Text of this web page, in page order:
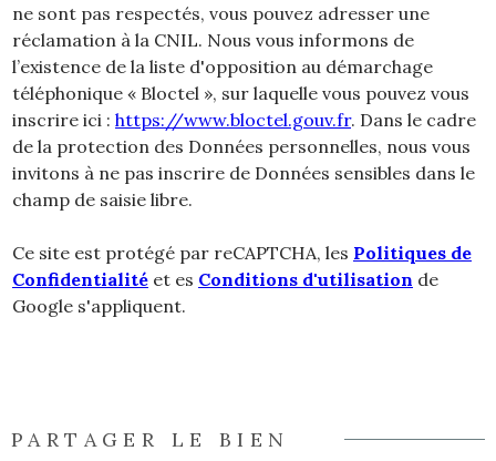
ne sont pas respectés, vous pouvez adresser une
réclamation à la CNIL. Nous vous informons de
l’existence de la liste d'opposition au démarchage
téléphonique « Bloctel », sur laquelle vous pouvez vous
inscrire ici : https://www.bloctel.gouv.fr. Dans le cadre
de la protection des Données personnelles, nous vous
invitons à ne pas inscrire de Données sensibles dans le
champ de saisie libre.
Ce site est protégé par reCAPTCHA, les Politiques de
Confidentialité et es Conditions d'utilisation de
Google s'appliquent.
PARTAGER LE BIEN